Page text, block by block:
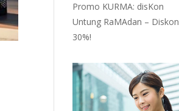
Promo KURMA: disKon
Untung RaMAdan – Diskon
30%!